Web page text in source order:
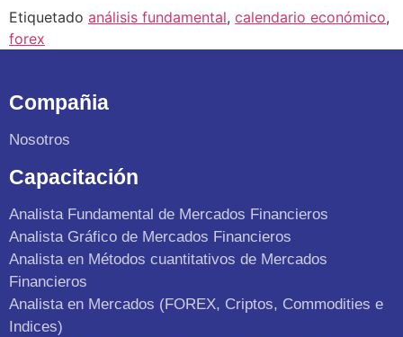
Etiquetado análisis fundamental, calendario económico,
forex
Compañia
Nosotros
Capacitación
Analista Fundamental de Mercados Financieros
Analista Gráfico de Mercados Financieros
Analista en Métodos cuantitativos de Mercados
Financieros
Analista en Mercados (FOREX, Criptos, Commodities e
Indices)